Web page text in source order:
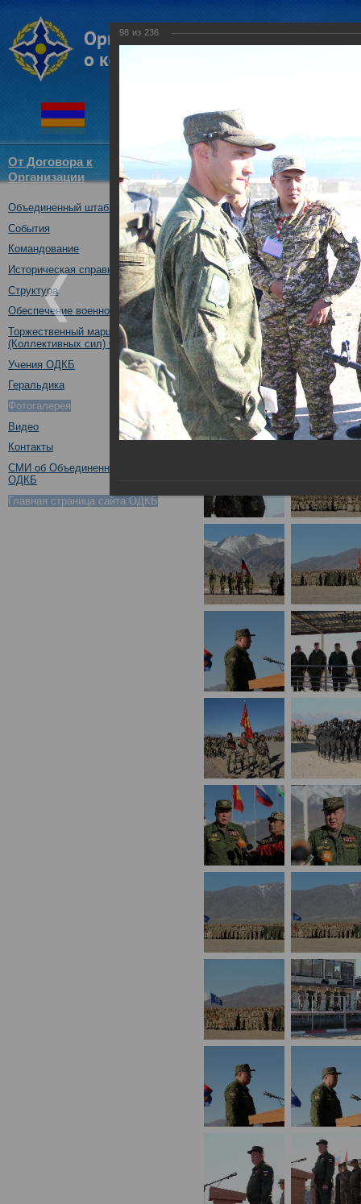
От Договора к
Организации
Структура
ОДКБ
Новости
Объединенный штаб ОДКБ
События
Командование
Историческая справка
Структура
Обеспечение военной безопасности
Торжественный марш Войск
(Коллективных сил) ОДКБ
Учения ОДКБ
Геральдика
Фотогалерея
Видео
Контакты
СМИ об Объединенном штабе
ОДКБ
Главная страница сайта ОДКБ
Совместное тактическое
«Рубеж-2016»
04.10.2016
98 из 236